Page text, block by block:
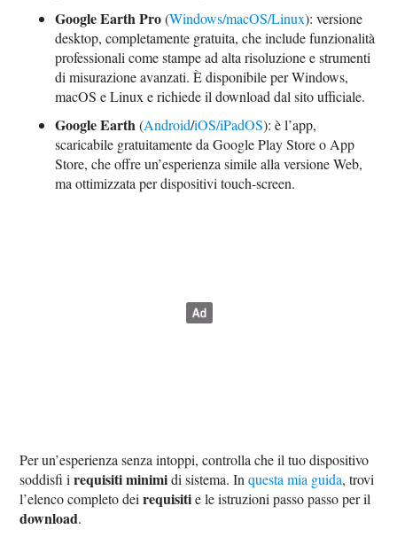
Google Earth Pro(Windows/macOS/Linux): versione
desktop, completamente gratuita, che include funzionalità
professionali come stampe ad alta risoluzione e strumenti
di misurazione avanzati. È disponibile per Windows,
macOS e Linux e richiede il download dal sito ufficiale.
Google Earth(Android/iOS/iPadOS): è l’app,
scaricabile gratuitamente da Google Play Store o App
Store, che offre un’esperienza simile alla versione Web,
ma ottimizzata per dispositivi touch-screen.
Per un’esperienza senza intoppi, controlla che il tuo dispositivo
soddisfi irequisiti minimidi sistema. Inquesta mia guida, trovi
l’elenco completo deirequisitie le istruzioni passo passo per il
download.